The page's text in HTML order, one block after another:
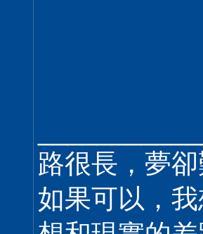
路很長，夢
如果可以，